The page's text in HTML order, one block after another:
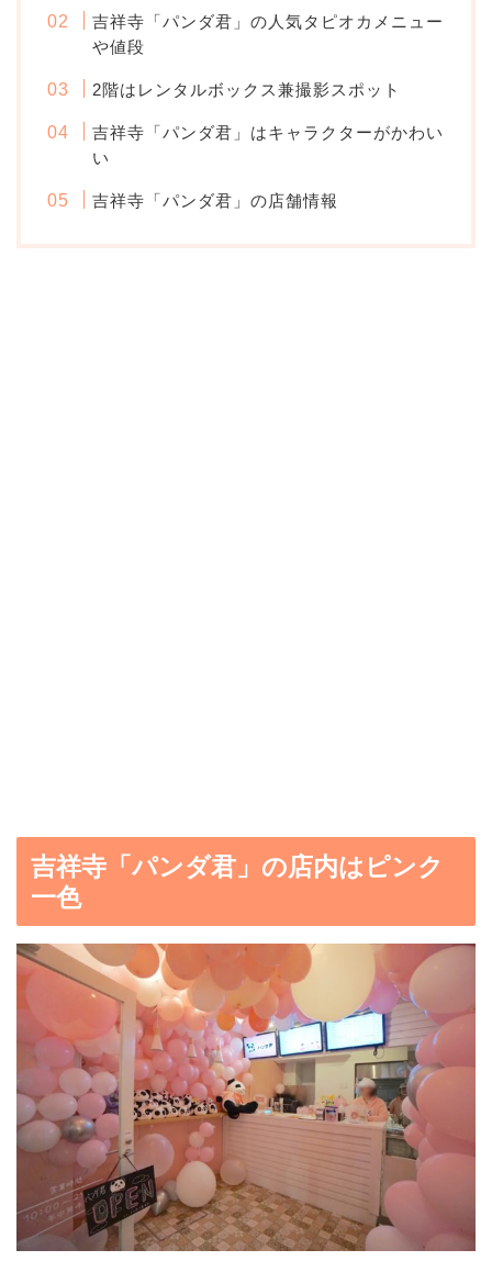
吉祥寺「パンダ君」の人気タピオカメニュー
や値段
2階はレンタルボックス兼撮影スポット
吉祥寺「パンダ君」はキャラクターがかわい
い
吉祥寺「パンダ君」の店舗情報
吉祥寺「パンダ君」の店内はピンク
一色